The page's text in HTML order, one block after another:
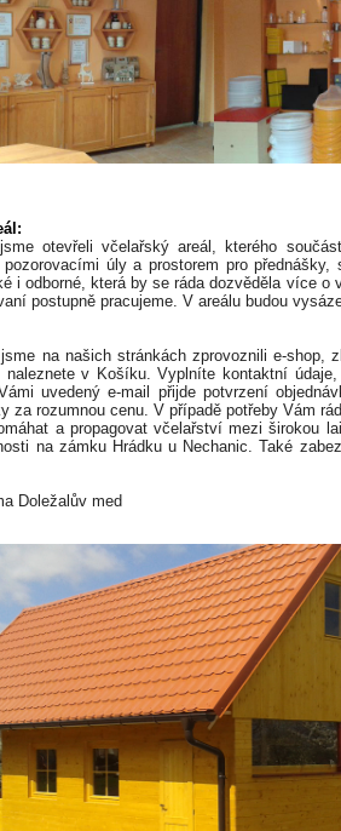
otevřeli včelařský areál, kterého
úly a prostorem pro
i odborné, která by se ráda dozvěděla více
postupně pracujeme. V areálu budou
na našich stránkách zprovoznili e-
v Košíku. Vyplníte kontaktní
uvedený e-mail přijde potvrzení
za rozumnou cenu. V případě potřeby Vám
a propagovat včelařství mezi širokou
na zámku Hrádku u Nechanic. Také
Doležalův med